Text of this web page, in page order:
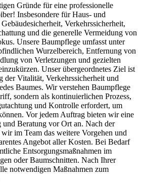
Gründe für eine professionelle
Insbesondere für Haus- und
Verkehrssicherheit,
und die generelle Vermeidung von
Unsere Baumpflege umfasst unter
Wurzelbereich, Entfernung von
von Verletzungen und gezielten
Unser übergeordnetes Ziel ist
der Vitalität, Verkehrssicherheit und
Baumes. Wir verstehen Baumpflege
sondern als kontinuierlichen Prozess,
und Kontrolle erfordert, um
Vor jedem Auftrag bieten wir eine
und Beratung vor Ort an. Nach der
im Team das weitere Vorgehen und
Angebot aller Kosten. Bei Bedarf
Entsorgungsmaßnahmen im
oder Baumschnitten. Nach Ihrer
notwendigen Maßnahmen zum